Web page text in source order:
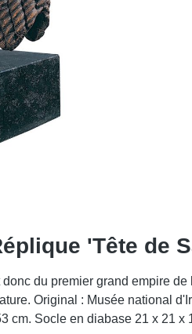
'Tête de
du premier grand empire
Original : Musée national
cm. Socle en diabase 21 x 21 x